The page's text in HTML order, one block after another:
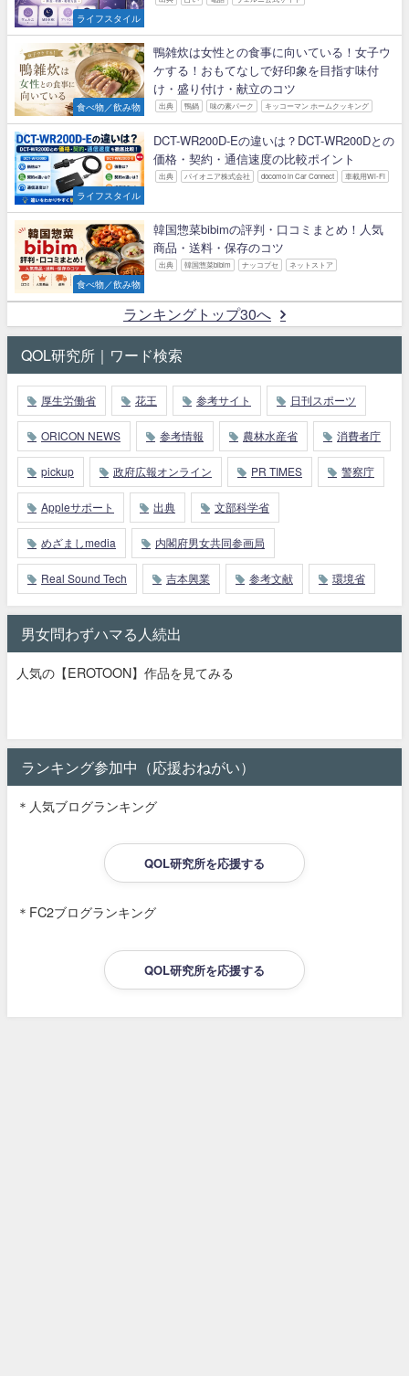
ライフスタイル
食べ物／飲み物
鴨雑炊は女性との食事に向いている！女子ウ
ケする！おもてなしで好印象を目指す味付
け・盛り付け・献立のコツ
出典 鴨鍋 味の素パーク キッコーマン ホームクッキング
ライフスタイル
DCT-WR200D-Eの違いは？DCT-WR200Dとの
価格・契約・通信速度の比較ポイント
出典 パイオニア株式会社 docomo in Car Connect 車載用Wi-Fi
食べ物／飲み物
韓国惣菜bibimの評判・口コミまとめ！人気
商品・送料・保存のコツ
出典 韓国惣菜bibim ナッコプセ ネットストア
ランキングトップ30へ
QOL研究所｜ワード検索
厚生労働省 花王 参考サイト 日刊スポーツ
ORICON NEWS 参考情報 農林水産省 消費者庁
pickup 政府広報オンライン PR TIMES 警察庁
Appleサポート 出典 文部科学省
めざましmedia 内閣府男女共同参画局
Real Sound Tech 吉本興業 参考文献 環境省
男女問わずハマる人続出
人気の【EROTOON】作品を見てみる
ランキング参加中（応援おねがい）
＊人気ブログランキング
QOL研究所を応援する
＊FC2ブログランキング
QOL研究所を応援する